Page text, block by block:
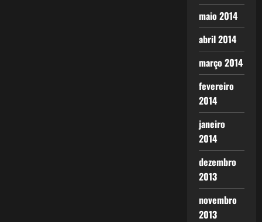
maio 2014
abril 2014
março 2014
fevereiro
2014
janeiro
2014
dezembro
2013
novembro
2013